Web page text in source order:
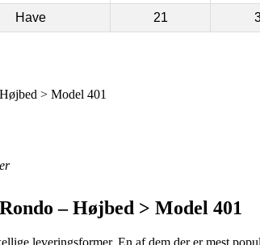
Have 21
> Model 401
– Højbed > Model 401
leveringsformer. En af dem der er mest